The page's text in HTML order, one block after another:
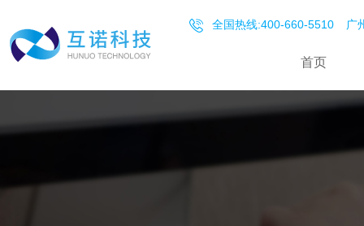
全国热线:400-660-5510 广
首页